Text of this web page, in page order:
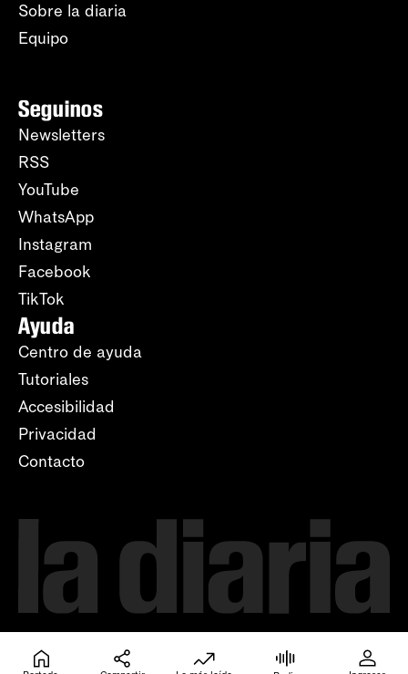
Sobre la diaria
Equipo
Seguinos
Newsletters
RSS
YouTube
WhatsApp
Instagram
Facebook
TikTok
Ayuda
Centro de ayuda
Tutoriales
Accesibilidad
Privacidad
Contacto